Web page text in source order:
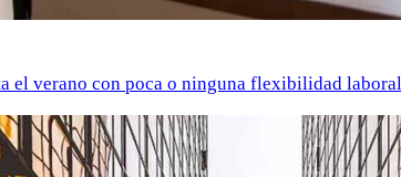
el verano con poca o ninguna flexibilidad laboral